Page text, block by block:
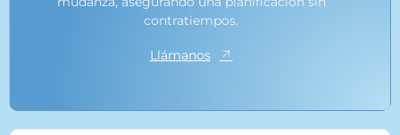
contratiempos.
Llámanos